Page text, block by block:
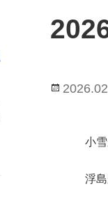
投
小
浮